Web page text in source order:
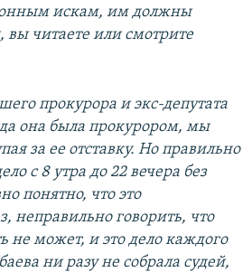
искам, им должны
вы читаете или смотрите
прокурора и экс-депутата
она была прокурором, мы
за ее отставку. Но правильно
с 8 утра до 22 вечера без
понятно, что это
неправильно говорить, что
не может, и это дело каждого
ни разу не собрала судей,